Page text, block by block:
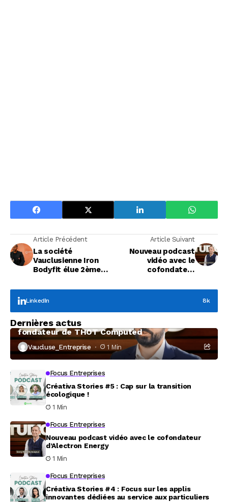
Article Précédent
La société
Vauclusienne Iron
Bodyfit élue 2ème
de France !
Article Suivant
Nouveau podcast
vidéo avec le
cofondateur
LinkedIn 8k
Dernières actus
À la rencontre de Christophe Coeffier, dirigeant
fondateur de THOT Computed
Vaucluse_Entreprise 1 Min
Focus Entreprises
Créativa Stories #5 : Cap sur la transition
écologique !
1 Min
Focus Entreprises
Nouveau podcast vidéo avec le cofondateur
d’Alectron Energy
1 Min
Focus Entreprises
Créativa Stories #4 : Focus sur les applis
innovantes dédiées au service aux particuliers